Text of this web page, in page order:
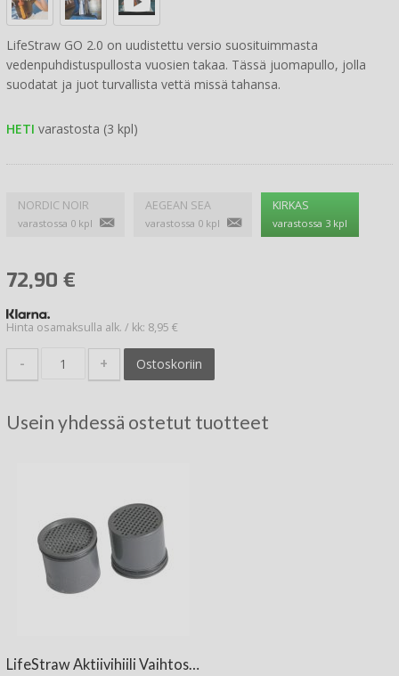
LifeStraw GO 2.0 on uudistettu versio suosituimmasta
vedenpuhdistuspullosta vuosien takaa. Tässä juomapullo, jolla
suodatat ja juot turvallista vettä missä tahansa.
HETI varastosta (3 kpl)
NORDIC NOIR
varastossa 0 kpl
AEGEAN SEA
varastossa 0 kpl
KIRKAS
varastossa 3 kpl
72,90 €
Hinta osamaksulla alk. / kk: 8,95 €
- + Ostoskoriin
Usein yhdessä ostetut tuotteet
LifeStraw Aktiivihiili Vaihtos…